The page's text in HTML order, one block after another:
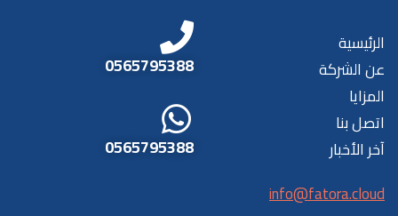
الرئيسية
عن الشركة
المزايا
اتصل بنا
آخر الأخبار
info@fatora.cloud
0565795388
0565795388